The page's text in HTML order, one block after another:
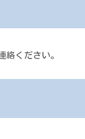
絡ください。